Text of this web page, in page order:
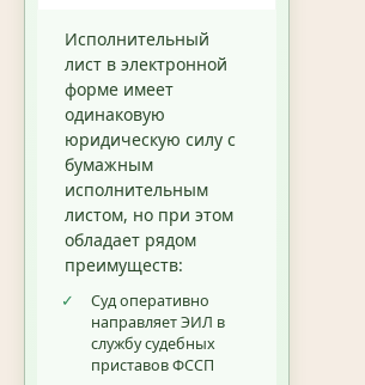
Исполнительный
лист в электронной
форме имеет
одинаковую
юридическую силу с
бумажным
исполнительным
листом, но при этом
обладает рядом
преимуществ:
✓
Суд оперативно
направляет ЭИЛ в
службу судебных
приставов ФССП